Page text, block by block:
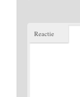
Reactie